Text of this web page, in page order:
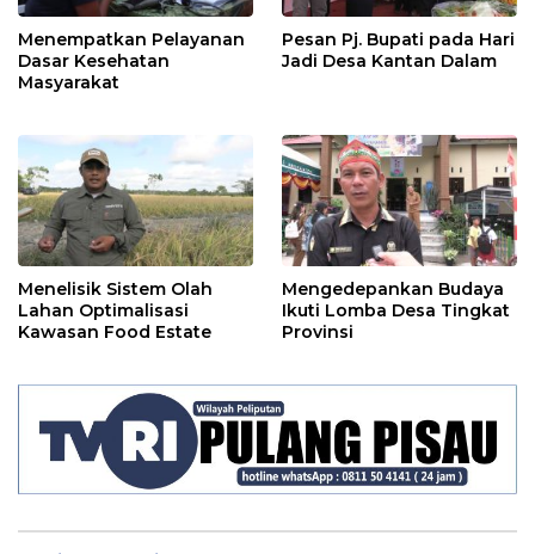
Menempatkan Pelayanan
Dasar Kesehatan
Masyarakat
Pesan Pj. Bupati pada Hari
Jadi Desa Kantan Dalam
Menelisik Sistem Olah
Lahan Optimalisasi
Kawasan Food Estate
Mengedepankan Budaya
Ikuti Lomba Desa Tingkat
Provinsi